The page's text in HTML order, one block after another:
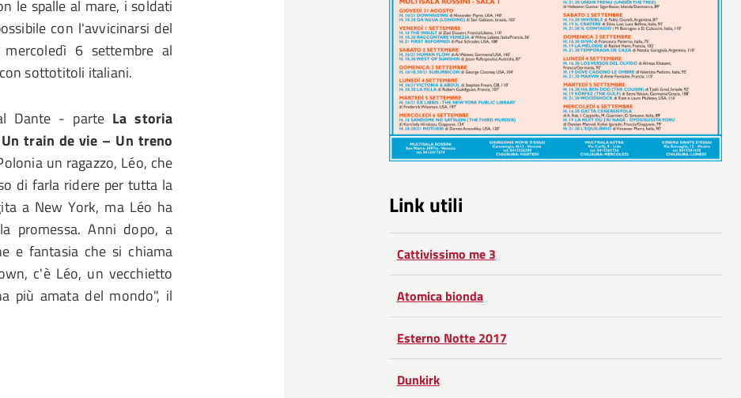
le spalle al mare, i soldati
con l'avvicinarsi del
6 settembre al
sottotitoli italiani.
Dante - parte La storia
Un train de vie – Un treno
un ragazzo, Léo, che
di farla ridere per tutta la
a New York, ma Léo ha
promessa. Anni dopo, a
e fantasia che si chiama
c'è Léo, un vecchietto
più amata del mondo", il
Link utili
Cattivissimo me 3
Atomica bionda
Esterno Notte 2017
Dunkirk